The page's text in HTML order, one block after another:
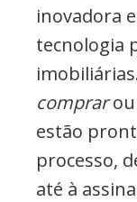
inovadora
tecnologia
comprarou
estão
processo,
até à